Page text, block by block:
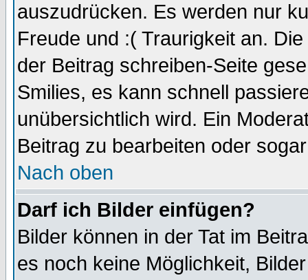
auszudrücken. Es werden nur
Freude und :( Traurigkeit an.
der Beitrag schreiben-Seite
Smilies, es kann schnell
unübersichtlich wird. Ein
Beitrag zu bearbeiten oder
Nach oben
Darf ich Bilder einfügen?
Bilder können in der Tat im
es noch keine Möglichkeit,